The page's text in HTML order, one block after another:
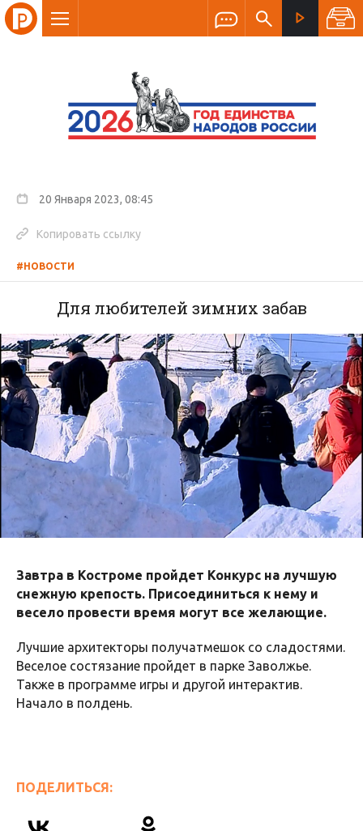
20 Января 2023, 08:45
Копировать ссылку
#НОВОСТИ
Для любителей зимних забав
Завтра в Костроме пройдет Конкурс на лучшую
снежную крепость. Присоединиться к нему и
весело провести время могут все желающие.
Лучшие архитекторы получатмешок со сладостями.
Веселое состязание пройдет в парке Заволжье.
Также в программе игры и другой интерактив.
Начало в полдень.
ПОДЕЛИТЬСЯ: